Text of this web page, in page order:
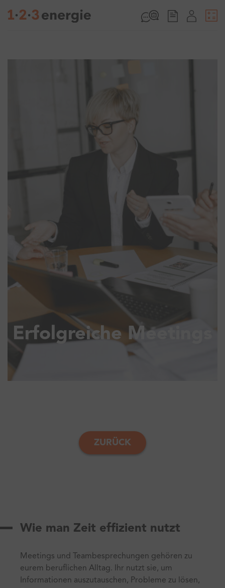
Erfolgreiche Meetings
ZURÜCK
Wie man Zeit effizient nutzt
Meetings und Teambesprechungen gehören zu
eurem beruflichen Alltag. Ihr nutzt sie, um
Informationen auszutauschen, Probleme zu lösen,